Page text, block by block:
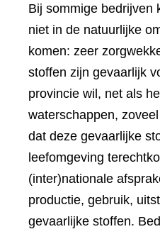
Bij sommige bedrijven
niet in de natuurlijke
komen: zeer
stoffen zijn gevaarlijk
provincie wil, net als
waterschappen,
dat deze gevaarlijke
leefomgeving
(inter)nationale
productie, gebruik,
gevaarlijke stoffen.